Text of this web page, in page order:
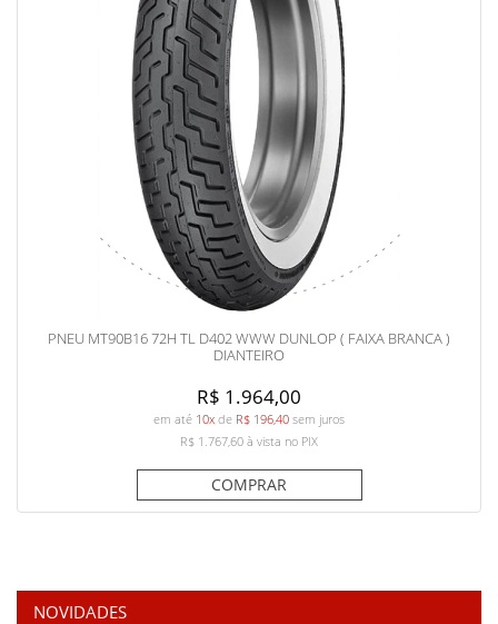
PNEU MT90B16 72H TL D402 WWW DUNLOP ( FAIXA BRANCA )
DIANTEIRO
R$ 1.964,00
em até 10x de R$ 196,40 sem juros
R$ 1.767,60 à vista no PIX
COMPRAR
NOVIDADES